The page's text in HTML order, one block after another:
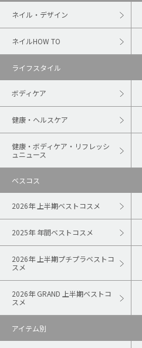
ネイル・デザイン
ネイルHOW TO
ライフスタイル
ボディケア
健康・ヘルスケア
健康・ボディケア・リフレッシ
ュニュース
ベスコス
2026年 上半期ベストコスメ
2025年 年間ベストコスメ
2026年 上半期プチプラベストコ
スメ
2026年 GRAND 上半期ベストコ
スメ
アイテム別